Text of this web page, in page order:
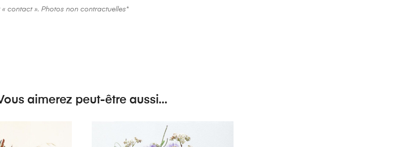
contact ». Photos non contractuelles*
aimerez peut-être aussi…